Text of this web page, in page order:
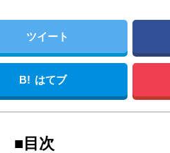
ツイート
B! はてブ
■目次